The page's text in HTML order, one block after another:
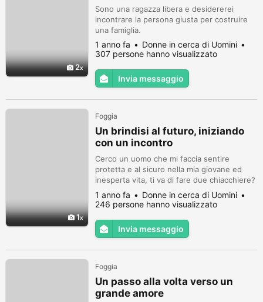
2
Sono una ragazza libera e desidererei
incontrare la persona giusta per costruire
una famiglia.
1 anno fa
Donne in cerca di Uomini
307 persone hanno visualizzato
Invia messaggio
1
Foggia
Un brindisi al futuro, iniziando
con un incontro
Cerco un uomo che mi faccia sentire
protetta e al sicuro nella mia giovane ed
inesperta vita, ti va di fare due chiacchiere?
1 anno fa
Donne in cerca di Uomini
246 persone hanno visualizzato
Invia messaggio
Foggia
Un passo alla volta verso un
grande amore